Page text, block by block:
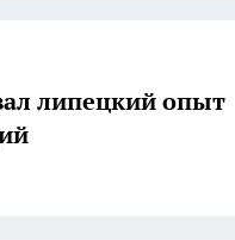
липецкий опыт